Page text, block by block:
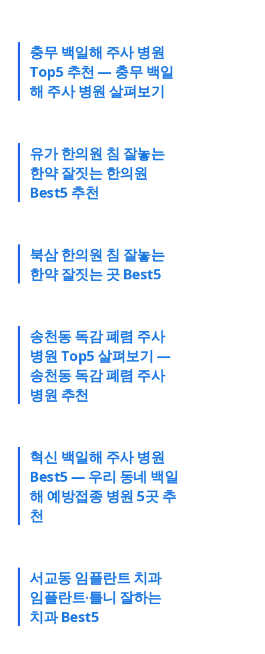
충무 백일해 주사 병원
Top5 추천 — 충무 백일
해 주사 병원 살펴보기
유가 한의원 침 잘놓는
한약 잘짓는 한의원
Best5 추천
북삼 한의원 침 잘놓는
한약 잘짓는 곳 Best5
송천동 독감 폐렴 주사
병원 Top5 살펴보기 —
송천동 독감 폐렴 주사
병원 추천
혁신 백일해 주사 병원
Best5 — 우리 동네 백일
해 예방접종 병원 5곳 추
천
서교동 임플란트 치과
임플란트·틀니 잘하는
치과 Best5